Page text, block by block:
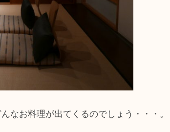
なお料理が出てくるのでしょう・・・。